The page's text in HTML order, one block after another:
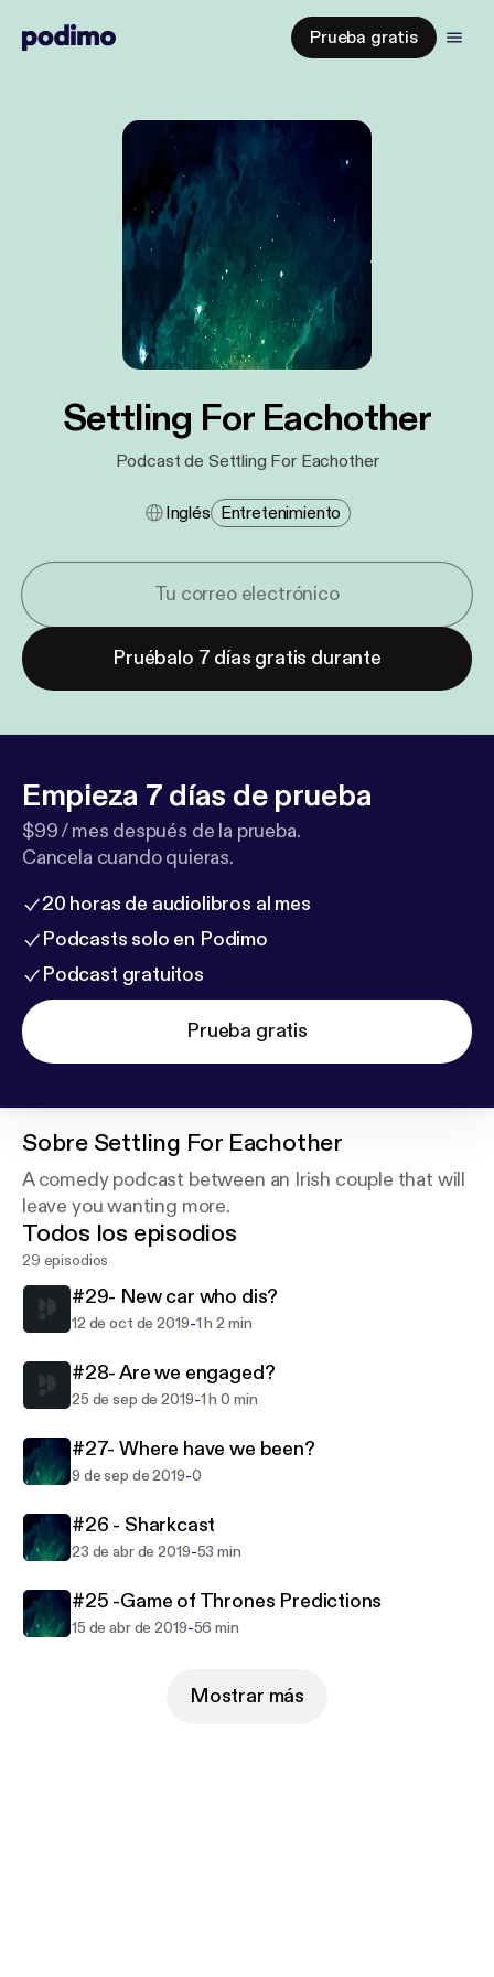
Prueba gratis
Settling For Eachother
Podcast de Settling For Eachother
Inglés Entretenimiento
Pruébalo 7 días gratis durante
Empieza 7 días de prueba
$99 / mes después de la prueba.
Cancela cuando quieras.
20 horas de audiolibros al mes
Podcasts solo en Podimo
Podcast gratuitos
Prueba gratis
Sobre Settling For Eachother
A comedy podcast between an Irish couple that will
leave you wanting more.
Todos los episodios
29 episodios
#29- New car who dis?
12 de oct de 2019-1 h 2 min
#28- Are we engaged?
25 de sep de 2019-1 h 0 min
#27- Where have we been?
9 de sep de 2019-0
#26 - Sharkcast
23 de abr de 2019-53 min
#25 -Game of Thrones Predictions
15 de abr de 2019-56 min
Mostrar más